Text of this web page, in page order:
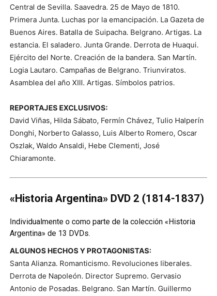
Central de Sevilla. Saavedra. 25 de Mayo de 1810.
Primera Junta. Luchas por la emancipación. La Gazeta de
Buenos Aires. Batalla de Suipacha. Belgrano. Artigas. La
estancia. El saladero. Junta Grande. Derrota de Huaqui.
Ejército del Norte. Creación de la bandera. San Martín.
Logia Lautaro. Campañas de Belgrano. Triunviratos.
Asamblea del año XIII. Artigas. Símbolos patrios.
REPORTAJES EXCLUSIVOS:
David Viñas, Hilda Sábato, Fermín Chávez, Tulio Halperín
Donghi, Norberto Galasso, Luis Alberto Romero, Oscar
Oszlak, Waldo Ansaldi, Hebe Clementi, José
Chiaramonte.
«Historia Argentina» DVD 2 (1814-1837)
Individualmente o como parte de la colección «Historia
Argentina» de 13 DVDs.
ALGUNOS HECHOS Y PROTAGONISTAS:
Santa Alianza. Romanticismo. Revoluciones liberales.
Derrota de Napoleón. Director Supremo. Gervasio
Antonio de Posadas. Belgrano. San Martín. Guillermo